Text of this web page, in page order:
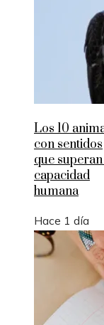
Los 10
con sentidos
que
capacidad
humana
Hace 1 día